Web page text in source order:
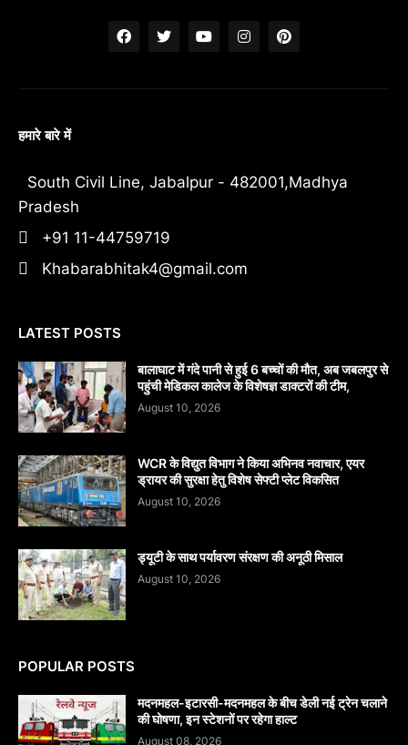
हमारे बारे में
South Civil Line, Jabalpur - 482001,Madhya
Pradesh
+91 11-44759719
Khabarabhitak4@gmail.com
LATEST POSTS
बालाघाट में गंदे पानी से हुई 6 बच्चों की मौत, अब जबलपुर से
पहुंची मेडिकल कालेज के विशेषज्ञ डाक्टरों की टीम,
August 10, 2026
WCR के विद्युत विभाग ने किया अभिनव नवाचार, एयर
ड्रायर की सुरक्षा हेतु विशेष सेफ्टी प्लेट विकसित
August 10, 2026
ड्यूटी के साथ पर्यावरण संरक्षण की अनूठी मिसाल
August 10, 2026
POPULAR POSTS
मदनमहल-इटारसी-मदनमहल के बीच डेली नई ट्रेन चलाने
की घोषणा, इन स्टेशनों पर रहेगा हाल्ट
August 08, 2026